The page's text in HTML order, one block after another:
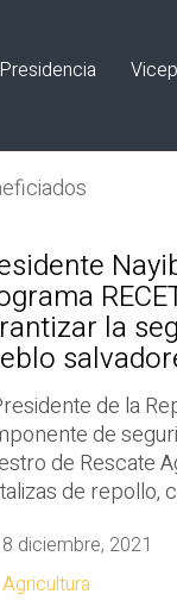
Presidencia
la
de la
de
de Rescate
de repollo,
8 diciembre, 2021
Agricultura